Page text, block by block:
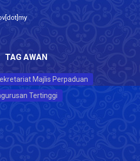
TAG AWAN
Majlis Perpaduan
Tertinggi